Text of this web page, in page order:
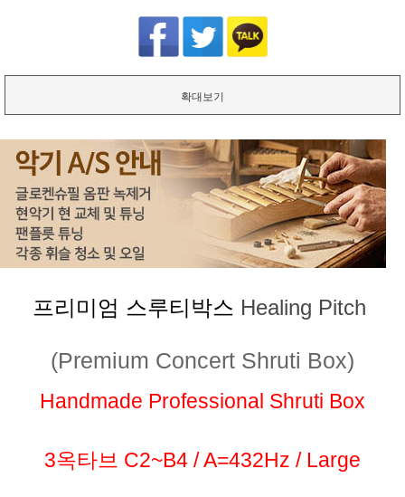
확대보기
프리미엄 스루티박스 Healing Pitch
(Premium Concert Shruti Box)
Handmade Professional Shruti Box
3옥타브 C2~B4 / A=432Hz / Large